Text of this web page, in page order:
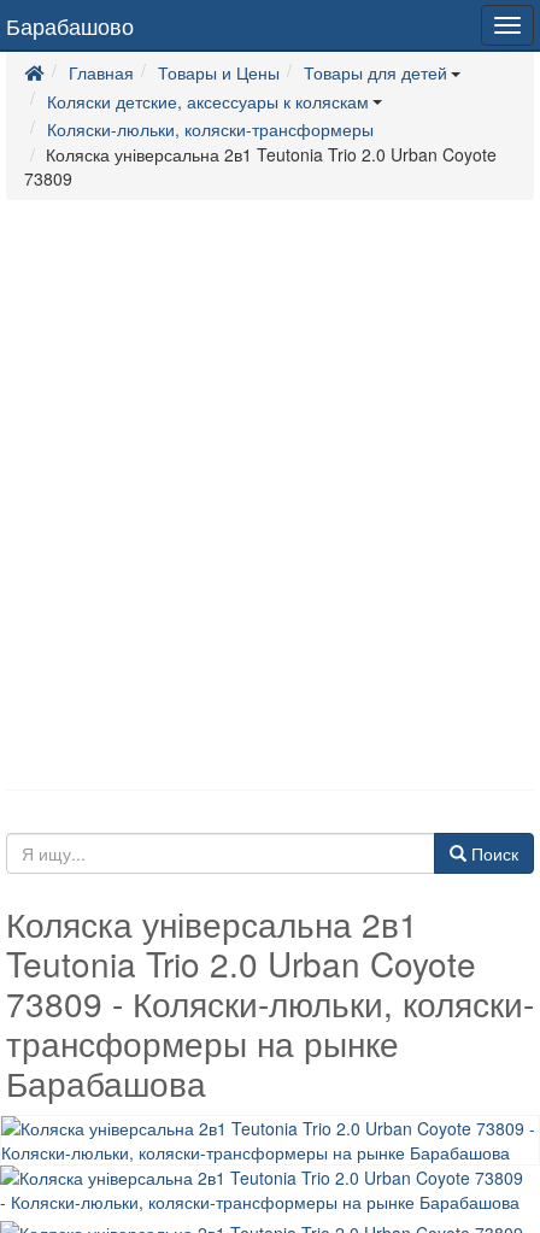
Барабашово
Главная Товары и Цены
Товары для детей
Коляски детские, аксессуары к коляскам
Коляски-люльки, коляски-трансформеры
Коляска універсальна 2в1 Teutonia Trio 2.0 Urban Coyote
73809
Поиск
Коляска універсальна 2в1
Teutonia Trio 2.0 Urban Coyote
73809 - Коляски-люльки, коляски-
трансформеры на рынке
Барабашова